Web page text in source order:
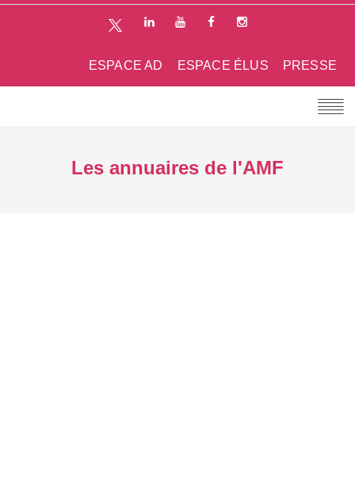
PRESSE
ESPACE ÉLUS
ESPACE AD
Les annuaires de l'AMF